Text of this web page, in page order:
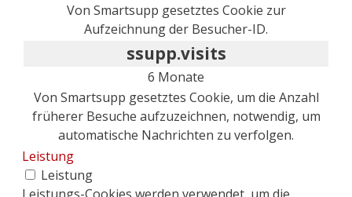
Von Smartsupp gesetztes Cookie zur
Aufzeichnung der Besucher-ID.
ssupp.visits
6 Monate
Von Smartsupp gesetztes Cookie, um die Anzahl
früherer Besuche aufzuzeichnen, notwendig, um
automatische Nachrichten zu verfolgen.
Leistung
Leistung
Leistungs-Cookies werden verwendet, um die